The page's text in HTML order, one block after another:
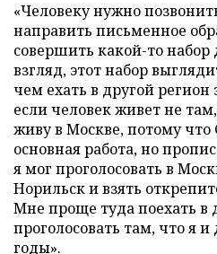
«Человеку нужно
направить письменное
совершить какой-то
взгляд, этот набор
чем ехать в другой
если человек живет не
живу в Москве, потому
основная работа, но
я мог проголосовать в
Норильск и взять
Мне проще туда поехать в
проголосовать там, что я
годы».